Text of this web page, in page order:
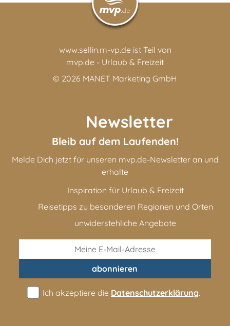
www.sellin.m-vp.de ist Teil von
mvp.de - Urlaub & Freizeit
© 2026 MANET Marketing GmbH
Newsletter
Bleib auf dem Laufenden!
Melde Dich jetzt für unseren mvp.de-Newsletter an und
erhalte
Inspiration für Urlaub & Freizeit
Reisetipps zu besonderen Regionen und Orten
unwiderstehliche Angebote
abonnieren
Ich akzeptiere die Datenschutzerklärung.